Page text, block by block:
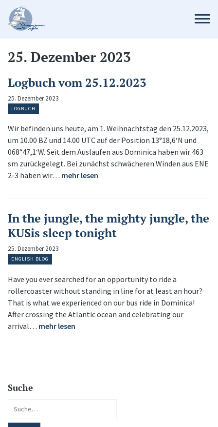
25. Dezember 2023
Logbuch vom 25.12.2023
25. Dezember 2023
LOGBUCH
Wir befinden uns heute, am 1. Weihnachtstag den 25.12.2023,
um 10.00 BZ und 14.00 UTC auf der Position 13°18,6‘N und
068°47,1‘W. Seit dem Auslaufen aus Dominica haben wir 463
sm zurückgelegt. Bei zunächst schwächeren Winden aus ENE
2-3 haben wir… mehr lesen
In the jungle, the mighty jungle, the
KUSis sleep tonight
25. Dezember 2023
ENGLISH BLOG
Have you ever searched for an opportunity to ride a
rollercoaster without standing in line for at least an hour?
That is what we experienced on our bus ride in Dominica!
After crossing the Atlantic ocean and celebrating our
arrival… mehr lesen
Suche